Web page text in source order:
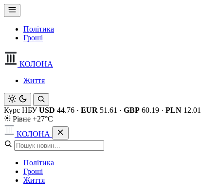
Політика
Гроші
КОЛОНА
Життя
Курс НБУ USD 44.76 · EUR 51.61 · GBP 60.19 · PLN 12.01
Рівне +27°C
КОЛОНА
Політика
Гроші
Життя